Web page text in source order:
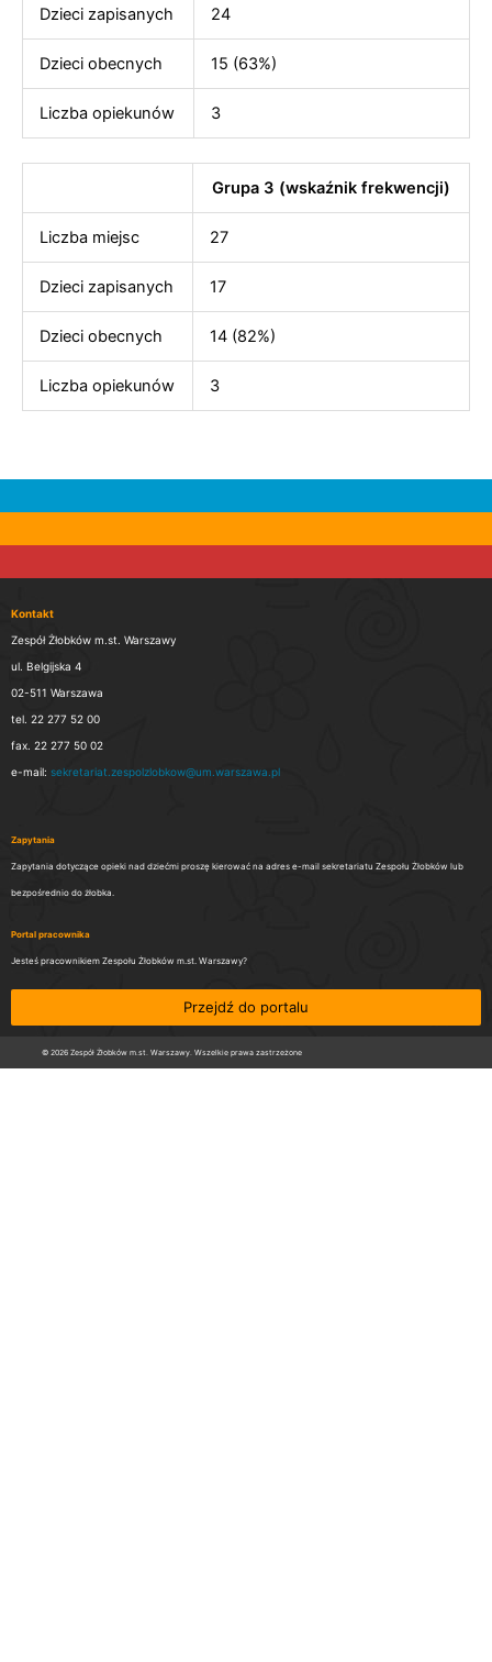
Dzieci zapisanych 24
Dzieci obecnych 15 (63%)
Liczba opiekunów 3
Grupa 3 (wskaźnik frekwencji)
Liczba miejsc 27
Dzieci zapisanych 17
Dzieci obecnych 14 (82%)
Liczba opiekunów 3
Kontakt
Zespół Żłobków m.st. Warszawy
ul. Belgijska 4
02-511 Warszawa
tel. 22 277 52 00
fax. 22 277 50 02
e-mail: sekretariat.zespolzlobkow@um.warszawa.pl
Zapytania
Zapytania dotyczące opieki nad dziećmi proszę kierować na adres e-mail sekretariatu Zespołu Żłobków lub
bezpośrednio do żłobka.
Portal pracownika
Jesteś pracownikiem Zespołu Żłobków m.st. Warszawy?
Przejdź do portalu
© 2026 Zespół Żłobków m.st. Warszawy. Wszelkie prawa zastrzeżone